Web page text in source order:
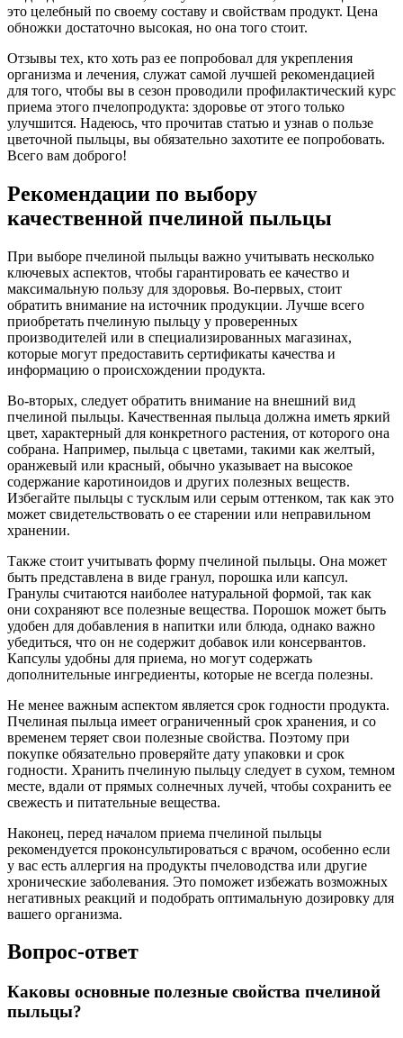
это целебный по своему составу и свойствам продукт. Цена
обножки достаточно высокая, но она того стоит.
Отзывы тех, кто хоть раз ее попробовал для укрепления
организма и лечения, служат самой лучшей рекомендацией
для того, чтобы вы в сезон проводили профилактический курс
приема этого пчелопродукта: здоровье от этого только
улучшится. Надеюсь, что прочитав статью и узнав о пользе
цветочной пыльцы, вы обязательно захотите ее попробовать.
Всего вам доброго!
Рекомендации по выбору
качественной пчелиной пыльцы
При выборе пчелиной пыльцы важно учитывать несколько
ключевых аспектов, чтобы гарантировать ее качество и
максимальную пользу для здоровья. Во-первых, стоит
обратить внимание на источник продукции. Лучше всего
приобретать пчелиную пыльцу у проверенных
производителей или в специализированных магазинах,
которые могут предоставить сертификаты качества и
информацию о происхождении продукта.
Во-вторых, следует обратить внимание на внешний вид
пчелиной пыльцы. Качественная пыльца должна иметь яркий
цвет, характерный для конкретного растения, от которого она
собрана. Например, пыльца с цветами, такими как желтый,
оранжевый или красный, обычно указывает на высокое
содержание каротиноидов и других полезных веществ.
Избегайте пыльцы с тусклым или серым оттенком, так как это
может свидетельствовать о ее старении или неправильном
хранении.
Также стоит учитывать форму пчелиной пыльцы. Она может
быть представлена в виде гранул, порошка или капсул.
Гранулы считаются наиболее натуральной формой, так как
они сохраняют все полезные вещества. Порошок может быть
удобен для добавления в напитки или блюда, однако важно
убедиться, что он не содержит добавок или консервантов.
Капсулы удобны для приема, но могут содержать
дополнительные ингредиенты, которые не всегда полезны.
Не менее важным аспектом является срок годности продукта.
Пчелиная пыльца имеет ограниченный срок хранения, и со
временем теряет свои полезные свойства. Поэтому при
покупке обязательно проверяйте дату упаковки и срок
годности. Хранить пчелиную пыльцу следует в сухом, темном
месте, вдали от прямых солнечных лучей, чтобы сохранить ее
свежесть и питательные вещества.
Наконец, перед началом приема пчелиной пыльцы
рекомендуется проконсультироваться с врачом, особенно если
у вас есть аллергия на продукты пчеловодства или другие
хронические заболевания. Это поможет избежать возможных
негативных реакций и подобрать оптимальную дозировку для
вашего организма.
Вопрос-ответ
Каковы основные полезные свойства пчелиной
пыльцы?